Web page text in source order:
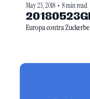
May 23, 2018 • 8 min read
Europa contra